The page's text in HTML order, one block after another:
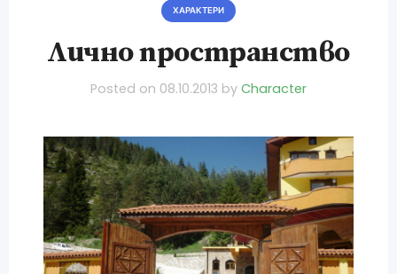
ХАРАКТЕРИ
Лично пространство
Posted on 08.10.2013 by Character